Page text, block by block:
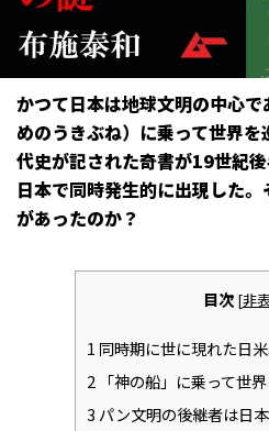
かつて日本は地球文明の中心
めのうきぶね）に乗って世界
代史が記された奇書が19世紀
日本で同時発生的に出現した
があったのか？
目次 [非
1 同時期に世に現れた日
2「神の船」に乗って世
3 パン文明の後継者は日